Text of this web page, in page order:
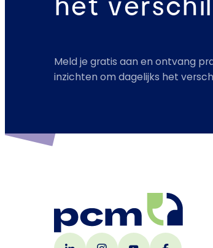
het verschil
Meld je gratis aan en ontvang
inzichten om dagelijks het